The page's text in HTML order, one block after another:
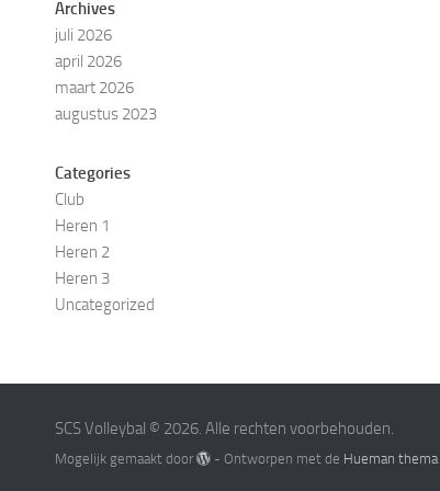
Archives
juli 2026
april 2026
maart 2026
augustus 2023
Categories
Club
Heren 1
Heren 2
Heren 3
Uncategorized
SCS Volleybal © 2026. Alle rechten voorbehouden.
Mogelijk gemaakt door - Ontworpen met de Hueman thema